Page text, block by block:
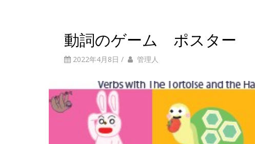
動詞のゲーム ポスター
2022年4月8日 / 管理人